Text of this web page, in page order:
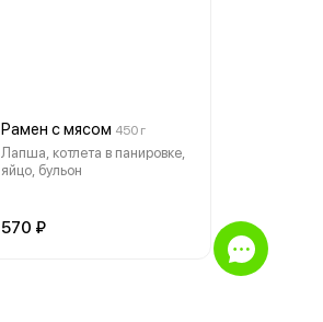
Рамен с мясом 450 г
Лапша, котлета в панировке,
яйцо, бульон
570 ₽